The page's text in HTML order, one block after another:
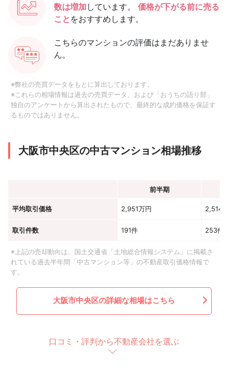
数は増加 しています。
価格が下がる前に売る
こと をおすすめします。
こちらのマンションの評価はまだありませ
ん。
※弊社の売買データをもとに算出しております。
※これらの相場情報は過去の売買データ、および「おうちの語り部」
独自のアンケートから算出されたもので、最終的な成約価格を保証す
るものではありません。
大阪市中央区の中古マンション相場推移
前半期
平均取引価格 2,951万円 2,514
取引件数 191件 253件
※上記の売却動向は、国土交通省「土地総合情報システム」に掲載さ
れている過去半年間「中古マンション等」の不動産取引価格情報で
す。
大阪市中央区の詳細な相場はこちら
口コミ・評判から不動産会社を選ぶ